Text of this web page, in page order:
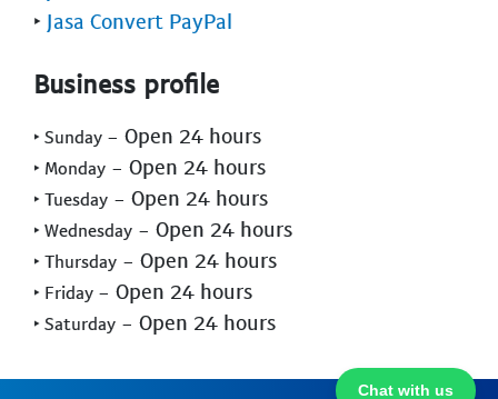
Chat with us
‣ Jasa Convert PayPal
Business profile
‣ Sunday - Open 24 hours
‣ Monday - Open 24 hours
‣ Tuesday - Open 24 hours
‣ Wednesday - Open 24 hours
‣ Thursday - Open 24 hours
‣ Friday - Open 24 hours
‣ Saturday - Open 24 hours